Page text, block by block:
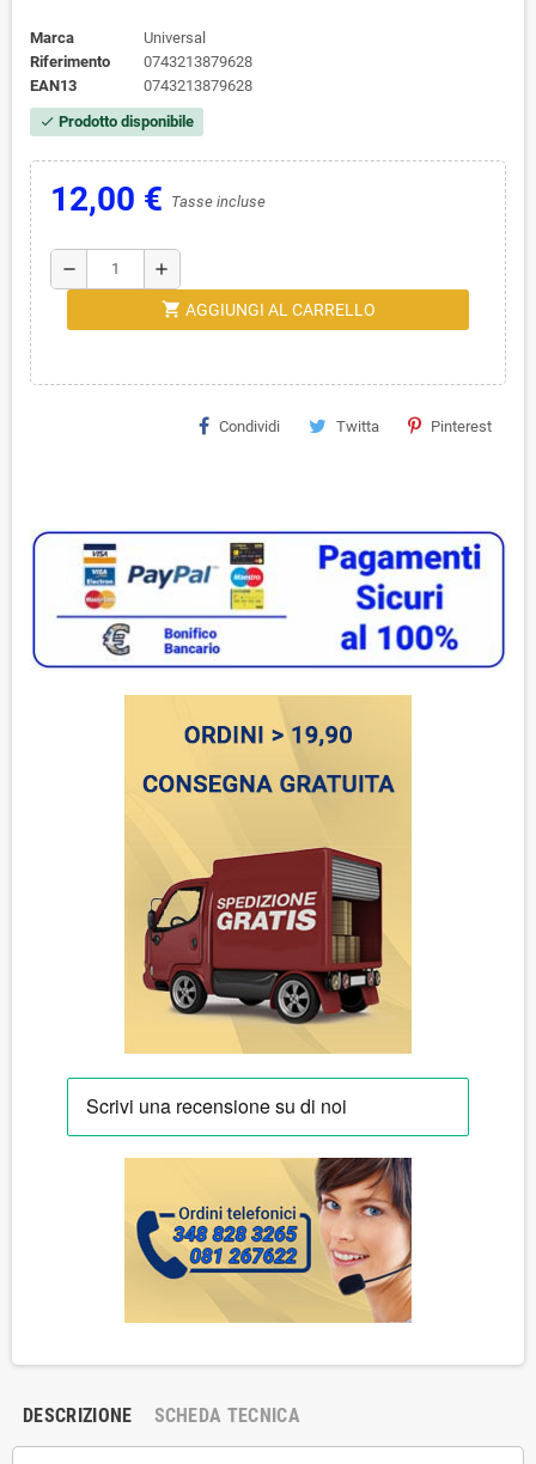
Marca
Universal
Riferimento
0743213879628
EAN13
0743213879628
check Prodotto disponibile
12,00 € Tasse incluse
remove add
shopping_cart AGGIUNGI AL CARRELLO
Condividi Twitta Pinterest
DESCRIZIONE SCHEDA TECNICA